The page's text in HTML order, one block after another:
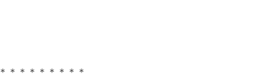
＊＊＊＊＊＊＊＊